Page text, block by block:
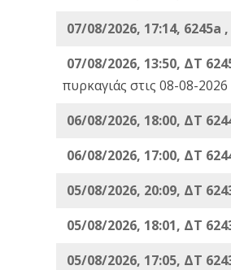
07/08/2026, 17:14, 6245a ,
07/08/2026, 13:50, ΔΤ
πυρκαγιάς στις 08-08-2026
06/08/2026, 18:00, ΔΤ
06/08/2026, 17:00, ΔΤ
05/08/2026, 20:09, ΔΤ
05/08/2026, 18:01, ΔΤ
05/08/2026, 17:05, ΔΤ